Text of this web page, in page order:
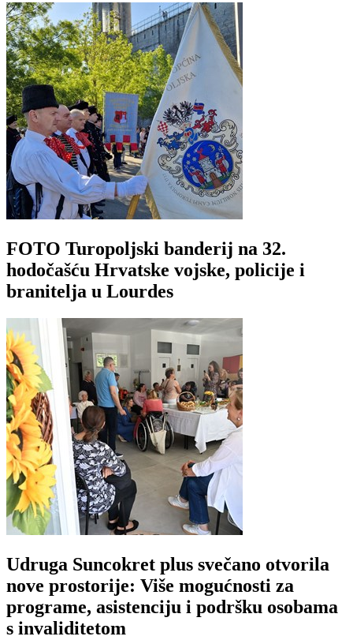
FOTO Turopoljski banderij na 32.
hodočašću Hrvatske vojske, policije i
branitelja u Lourdes
Udruga Suncokret plus svečano otvorila
nove prostorije: Više mogućnosti za
programe, asistenciju i podršku osobama
s invaliditetom